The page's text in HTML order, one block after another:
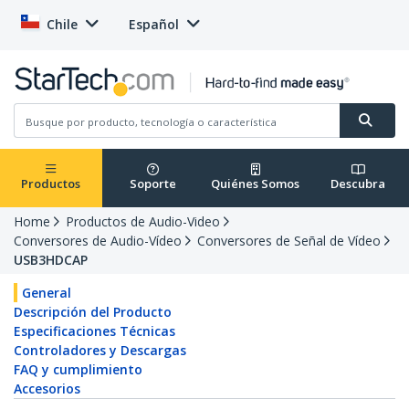
Chile Español
Productos Soporte Quiénes Somos Descubra
Home
Productos de Audio-Video
Conversores de Audio-Vídeo
Conversores de Señal de Vídeo
USB3HDCAP
General
Descripción del Producto
Especificaciones Técnicas
Controladores y Descargas
FAQ y cumplimiento
Accesorios